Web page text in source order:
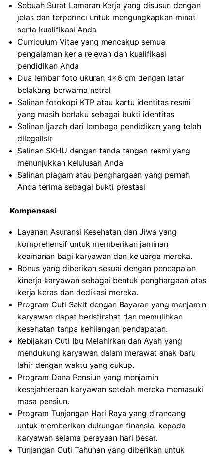
Sebuah Surat Lamaran Kerja yang disusun dengan
jelas dan terperinci untuk mengungkapkan minat
serta kualifikasi Anda
Curriculum Vitae yang mencakup semua
pengalaman kerja relevan dan kualifikasi
pendidikan Anda
Dua lembar foto ukuran 4×6 cm dengan latar
belakang berwarna netral
Salinan fotokopi KTP atau kartu identitas resmi
yang masih berlaku sebagai bukti identitas
Salinan Ijazah dari lembaga pendidikan yang telah
dilegalisir
Salinan SKHU dengan tanda tangan resmi yang
menunjukkan kelulusan Anda
Salinan piagam atau penghargaan yang pernah
Anda terima sebagai bukti prestasi
Kompensasi
Layanan Asuransi Kesehatan dan Jiwa yang
komprehensif untuk memberikan jaminan
keamanan bagi karyawan dan keluarga mereka.
Bonus yang diberikan sesuai dengan pencapaian
kinerja karyawan sebagai bentuk penghargaan atas
kerja keras dan dedikasi mereka.
Program Cuti Sakit dengan Bayaran yang menjamin
karyawan dapat beristirahat dan memulihkan
kesehatan tanpa kehilangan pendapatan.
Kebijakan Cuti Ibu Melahirkan dan Ayah yang
mendukung karyawan dalam merawat anak baru
lahir dengan waktu yang cukup.
Program Dana Pensiun yang menjamin
kesejahteraan karyawan setelah mereka memasuki
masa pensiun.
Program Tunjangan Hari Raya yang dirancang
untuk memberikan dukungan finansial kepada
karyawan selama perayaan hari besar.
Tunjangan Cuti Tahunan yang diberikan untuk